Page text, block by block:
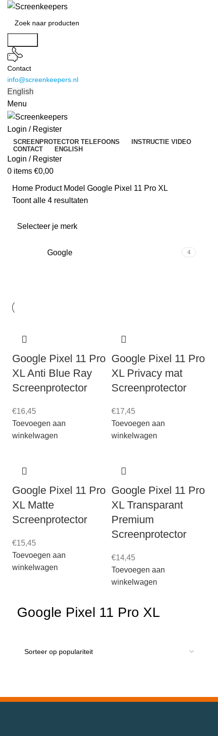
Contact
info@screenkeepers.nl
English
Menu
Login / Register
SCREENPROTECTOR TELEFOONS
INSTRUCTIE VIDEO
CONTACT
ENGLISH
Login / Register
0 items €0,00
Home Product Model Google Pixel 11 Pro XL
Toont alle 4 resultaten
Selecteer je merk
Google 4
Google Pixel 11 Pro
XL Anti Blue Ray
Screenprotector
€16,45
Toevoegen aan
winkelwagen
Google Pixel 11 Pro
XL Privacy mat
Screenprotector
€17,45
Toevoegen aan
winkelwagen
Google Pixel 11 Pro
XL Matte
Screenprotector
€15,45
Toevoegen aan
winkelwagen
Google Pixel 11 Pro
XL Transparant
Premium
Screenprotector
€14,45
Toevoegen aan
winkelwagen
Google Pixel 11 Pro XL